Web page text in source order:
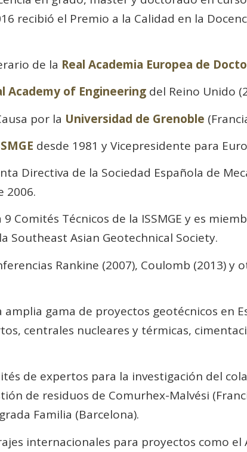
recibió el Premio a la Calidad en la
de la Real Academia Europea de
Academy of Engineeringdel Reino Unido
por la Universidad de Grenoble
desde 1981 y Vicepresidente para
Directiva de la Sociedad Española de
2006.
Comités Técnicos de la ISSMGE y es
Southeast Asian Geotechnical Society.
Rankine (2007), Coulomb (2013) y
gama de proyectos geotécnicos en
centrales nucleares y térmicas,
de expertos para la investigación del
de residuos de Comurhex-Malvési
Familia (Barcelona).
internacionales para proyectos como el